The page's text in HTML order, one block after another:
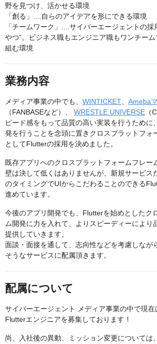
野を見つけ、活かせる環境
「創る」....自らのアイデアを形にできる環境
「チームワーク」....サイバーエージェントの採
やつ”。ビジネス職もエンジニア職もワンチー
組む環境
業務内容
メディア事業の中でも、 WINTICKET、 Ameba
（FANBASEなど）、 WRESTLE UNIVERSE （
ピード感をもって品質の高い実装を行うために
発を行うことを念頭に置きクロスプラットフォ
としてFlutterの採用を決めました。
既存アプリへのクロスプラットフォームフレー
壁は決して低くはありませんが、新規サービス
のタイミングでUIからこだわることのできる
進めています。
今後のアプリ開発でも、Flutterを始めとしたク
ム開発に力を入れて、よりスピーディーにより
提供していきます。
面談・面接を通して、志向性などを考慮しなが
そうなサービスに配属頂きます。
配属について
サイバーエージェント メディア事業の中で現在
Flutterエンジニアを募集しております！
尚、入社後の異動、ミッション変更については